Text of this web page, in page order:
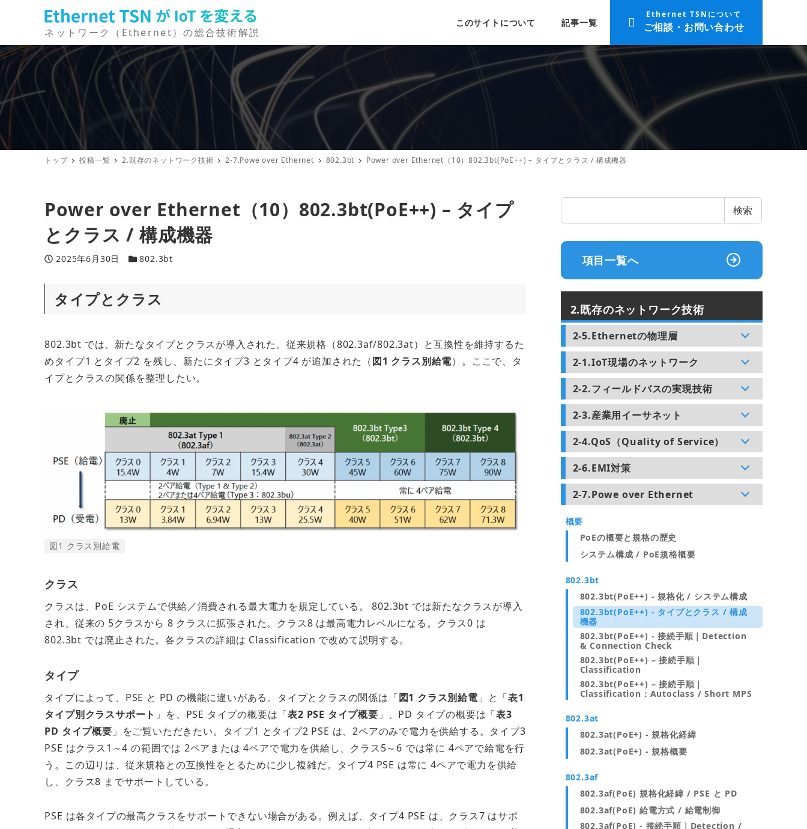
このサイトについて 記事一覧
Ethernet TSNについて
ご相談・お問い合わせ
トップ 投稿一覧 2.既存のネットワーク技術 2-7.Powe over Ethernet 802.3bt Power over Ethernet（10）802.3bt(PoE++) – タイプとクラス / 構成機器
Power over Ethernet（10）802.3bt(PoE++) – タイプ
とクラス / 構成機器
投稿日
2025年6月30日
カ
リ
802.3bt
タイプとクラス
802.3bt では、新たなタイプとクラスが導入された。従来規格（802.3af/802.3at）と互換性を維持するた
めタイプ1 とタイプ2 を残し、新たにタイプ3 とタイプ4 が追加された（図1 クラス別給電）。ここで、タ
イプとクラスの関係を整理したい。
図1 クラス別給電
クラス
クラスは、PoE システムで供給／消費される最大電力を規定している。 802.3bt では新たなクラスが導入
され、従来の 5クラスから 8 クラスに拡張された。クラス8 は最高電力レベルになる。クラス0 は
802.3bt では廃止された。各クラスの詳細は Classification で改めて説明する。
タイプ
タイプによって、PSE と PD の機能に違いがある。タイプとクラスの関係は「図1 クラス別給電」と「表1
タイプ別クラスサポート 」を、PSE タイプの概要は「表2 PSE タイプ概要 」、PD タイプの概要は「表3
PD タイプ概要 」をご覧いただきたい。タイプ1 とタイプ2 PSE は、2ペアのみで電力を供給する。タイプ3
PSE はクラス1～4 の範囲では 2ペアまたは 4ペアで電力を供給し、クラス5～6 では常に 4ペアで給電を行
う。この辺りは、従来規格との互換性をとるために少し複雑だ。タイプ4 PSE は常に 4ペアで電力を供給
し、クラス8 までサポートしている。
PSE は各タイプの最高クラスをサポートできない場合がある。例えば、タイプ4 PSE は、クラス7 はサポ
検
検索
項目一覧へ
2.既存のネットワーク技術
2-5.Ethernetの物理層
2-1.IoT現場のネットワーク
2-2.フィールドバスの実現技術
2-3.産業用イーサネット
2-4.QoS（Quality of Service）
2-6.EMI対策
2-7.Powe over Ethernet
概要
PoEの概要と規格の歴史
システム構成 / PoE規格概要
802.3bt
802.3bt(PoE++) - 規格化 / システム構成
802.3bt(PoE++) - タイプとクラス / 構成
機器
802.3bt(PoE++) - 接続手順｜Detection
& Connection Check
802.3bt(PoE++) – 接続手順｜
Classification
802.3bt(PoE++) – 接続手順｜
Classification：Autoclass / Short MPS
802.3at
802.3at(PoE+) - 規格化経緯
802.3at(PoE+) - 規格概要
802.3af
802.3af(PoE) 規格化経緯 / PSE と PD
802.3af(PoE) 給電方式 / 給電制御
802.3af(PoE) - 接続手順｜Detection /